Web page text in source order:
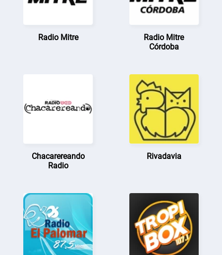
Radio Mitre
Radio Mitre
Córdoba
Chacarereando
Radio
Rivadavia